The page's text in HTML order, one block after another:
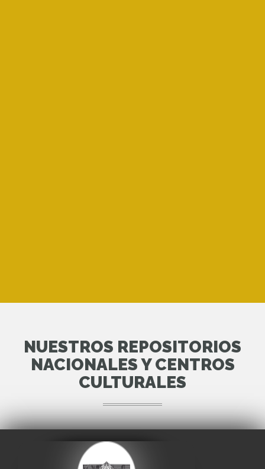
NUESTROS REPOSITORIOS
NACIONALES Y CENTROS
CULTURALES